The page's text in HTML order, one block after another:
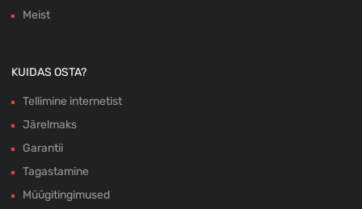
Meist
KUIDAS OSTA?
Tellimine internetist
Järelmaks
Garantii
Tagastamine
Müügitingimused